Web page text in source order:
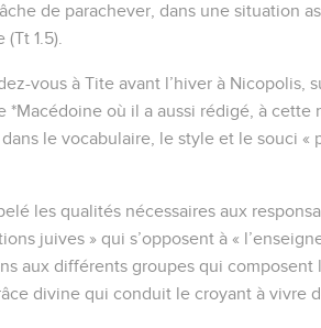
de parachever, dans une situation
1.5).
vous à Tite avant l’hiver à Nicopolis,
*Macédoine où il a aussi rédigé, à cette
le vocabulaire, le style et le souci «
les qualités nécessaires aux
juives » qui s’opposent à «
aux différents groupes qui composent
divine qui conduit le croyant à vivre